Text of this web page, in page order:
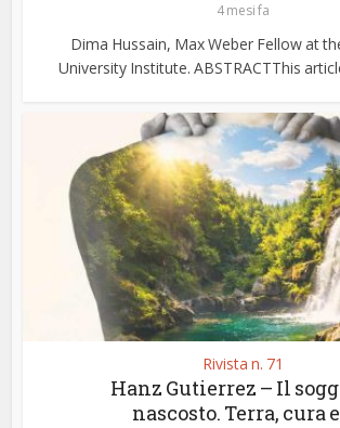
4 mesi fa
Dima Hussain, Max Weber Fellow at
University Institute. ABSTRACTThis
Rivista n. 71
Hanz Gutierrez – Il
nascosto. Terra, cura